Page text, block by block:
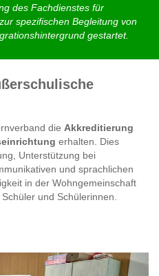
des Fachdienstes für
spezifischen Begleitung von
gestartet.
die Akkreditierung
erhalten. Dies
Unterstützung bei
und sprachlichen
in der Wohngemeinschaft
und Schülerinnen.